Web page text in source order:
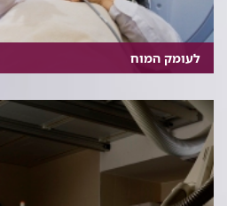
לעומק המוח